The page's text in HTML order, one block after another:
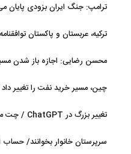
ترامپ: جنگ ایران بزودی پایان
ترکیه، عربستان و پاکستان
محسن رضایی: اجازه باز شدن
چین، مسیر خرید نفت را تغییر
تغییر بزرگ در ChatGPT / چت متنی نامحدود و رایگان
سرپرستان خانوار بخوانند/ حساب این افراد ۴